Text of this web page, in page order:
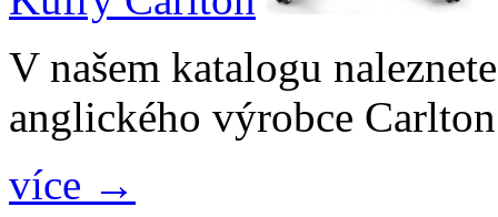
V našem katalogu
anglického výrobce
více →